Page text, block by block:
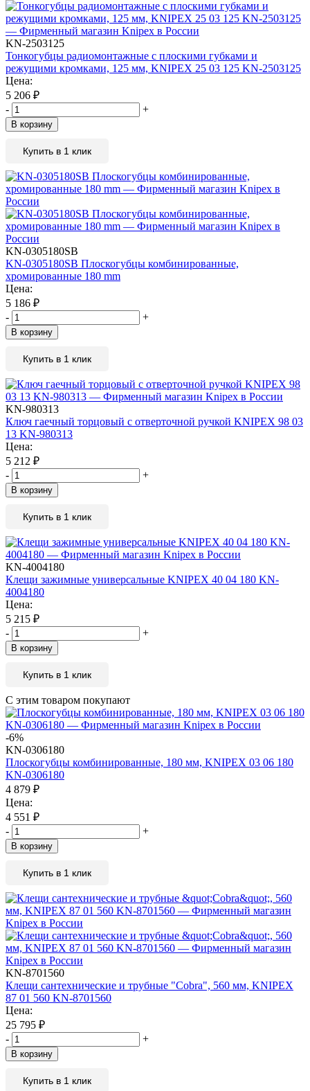
KN-2503125
Тонкогубцы радиомонтажные с плоскими губками и
режущими кромками, 125 мм, KNIPEX 25 03 125 KN-2503125
Цена:
5 206 ₽
-
+
В корзину
Купить в 1 клик
KN-0305180SB
KN-0305180SB Плоскогубцы комбинированные,
хромированные 180 mm
Цена:
5 186 ₽
-
+
В корзину
Купить в 1 клик
KN-980313
Ключ гаечный торцовый с отверточной ручкой KNIPEX 98 03
13 KN-980313
Цена:
5 212 ₽
-
+
В корзину
Купить в 1 клик
KN-4004180
Клещи зажимные универсальные KNIPEX 40 04 180 KN-
4004180
Цена:
5 215 ₽
-
+
В корзину
Купить в 1 клик
С этим товаром покупают
-6%
KN-0306180
Плоскогубцы комбинированные, 180 мм, KNIPEX 03 06 180
KN-0306180
4 879 ₽
Цена:
4 551 ₽
-
+
В корзину
Купить в 1 клик
KN-8701560
Клещи сантехнические и трубные "Cobra", 560 мм, KNIPEX
87 01 560 KN-8701560
Цена:
25 795 ₽
-
+
В корзину
Купить в 1 клик